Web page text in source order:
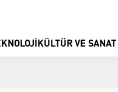
KÜLTÜR VE SANAT